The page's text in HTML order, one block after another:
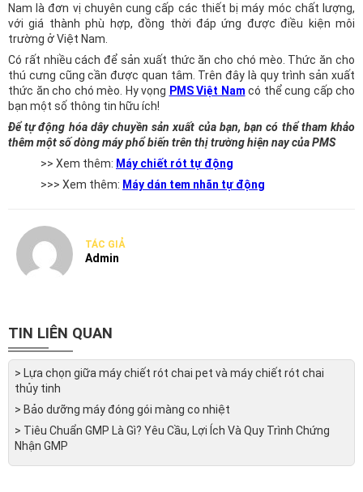
Nam là đơn vị chuyên cung cấp các thiết bị máy móc chất lượng,
với giá thành phù hợp, đồng thời đáp ứng được điều kiện môi
trường ở Việt Nam.
Có rất nhiều cách để sản xuất thức ăn cho chó mèo. Thức ăn cho
thú cưng cũng cần được quan tâm. Trên đây là quy trình sản xuất
thức ăn cho chó mèo. Hy vọng PMS Việt Nam có thể cung cấp cho
bạn một số thông tin hữu ích!
Để tự động hóa dây chuyền sản xuất của bạn, bạn có thể tham khảo
thêm một số dòng máy phổ biến trên thị trường hiện nay của PMS
>> Xem thêm: Máy chiết rót tự động
>>> Xem thêm: Máy dán tem nhãn tự động
TÁC GIẢ
Admin
TIN LIÊN QUAN
> Lựa chọn giữa máy chiết rót chai pet và máy chiết rót chai
thủy tinh
> Bảo dưỡng máy đóng gói màng co nhiệt
> Tiêu Chuẩn GMP Là Gì? Yêu Cầu, Lợi Ích Và Quy Trình Chứng
Nhận GMP